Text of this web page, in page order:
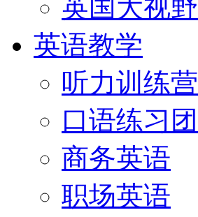
英国大视野
英语教学
听力训练营
口语练习团
商务英语
职场英语